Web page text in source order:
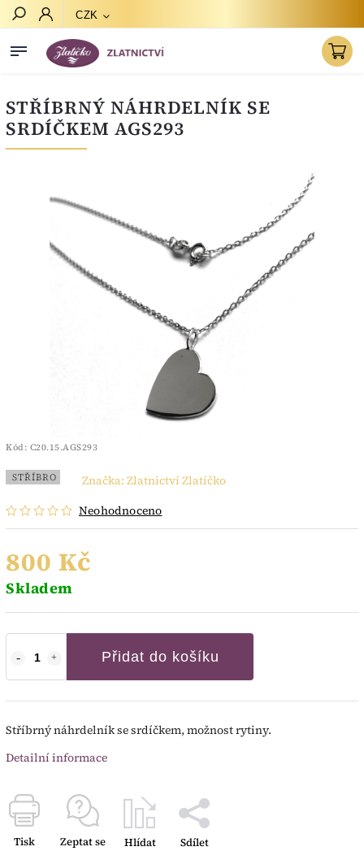
CZK
STŘÍBRNÝ NÁHRDELNÍK SE
SRDÍČKEM AGS293
Kód: C20.15.AGS293
STŘÍBRO
Neohodnoceno
Značka: Zlatnictví Zlatíčko
800 Kč
Skladem
Přidat do košíku
Stříbrný náhrdelník se srdíčkem, možnost rytiny.
Detailní informace
Tisk Zeptat se Hlídat Sdílet